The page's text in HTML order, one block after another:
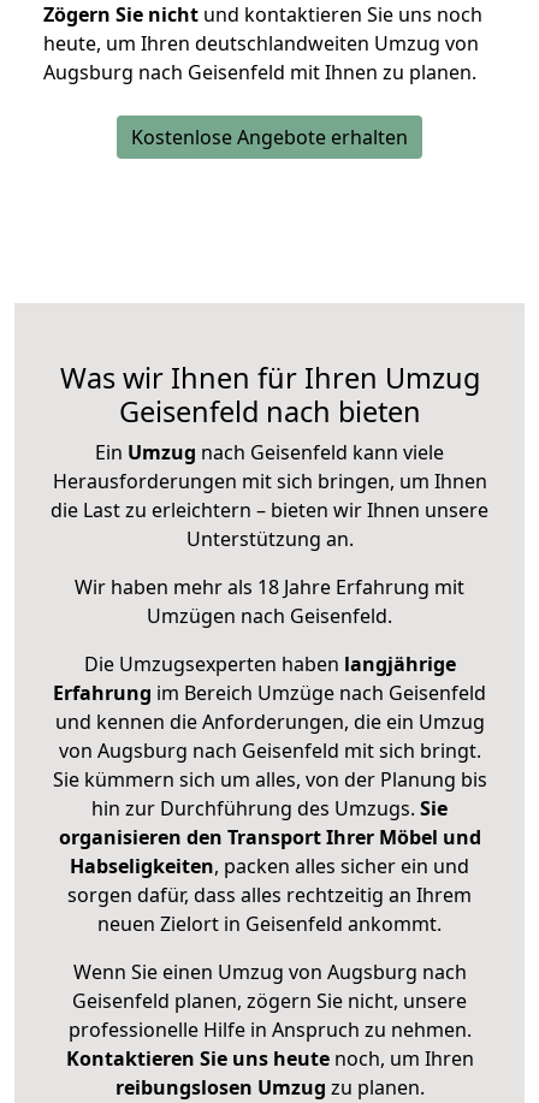
Zögern Sie nicht und kontaktieren Sie uns noch
heute, um Ihren deutschlandweiten Umzug von
Augsburg nach Geisenfeld mit Ihnen zu planen.
Kostenlose Angebote erhalten
Was wir Ihnen für Ihren Umzug
Geisenfeld nach bieten
Ein Umzug nach Geisenfeld kann viele
Herausforderungen mit sich bringen, um Ihnen
die Last zu erleichtern – bieten wir Ihnen unsere
Unterstützung an.
Wir haben mehr als 18 Jahre Erfahrung mit
Umzügen nach Geisenfeld.
Die Umzugsexperten haben langjährige
Erfahrung im Bereich Umzüge nach Geisenfeld
und kennen die Anforderungen, die ein Umzug
von Augsburg nach Geisenfeld mit sich bringt.
Sie kümmern sich um alles, von der Planung bis
hin zur Durchführung des Umzugs. Sie
organisieren den Transport Ihrer Möbel und
Habseligkeiten, packen alles sicher ein und
sorgen dafür, dass alles rechtzeitig an Ihrem
neuen Zielort in Geisenfeld ankommt.
Wenn Sie einen Umzug von Augsburg nach
Geisenfeld planen, zögern Sie nicht, unsere
professionelle Hilfe in Anspruch zu nehmen.
Kontaktieren Sie uns heutenoch, um Ihren
reibungslosen Umzug zu planen.